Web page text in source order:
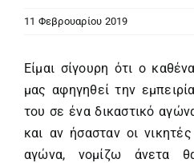
11 Φεβρουαρίου 2019
Είμαι σίγουρη ότι ο
μας αφηγηθεί την
του σε ένα δικαστικό
και αν ήσασταν οι
αγώνα, νομίζω άνετα